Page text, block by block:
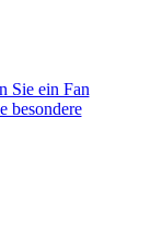
Sie ein Fan
besondere